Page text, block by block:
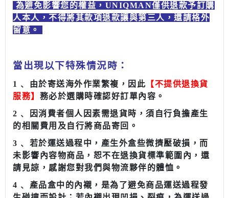
為避免影響您的權益 ，UNIQMAN僅供退款予訂購
人本人，不得將其款項退款讓與第三人，還請格外
留意。
當出現以下特殊情況時：
1﹑ 由於寄送海外作業繁複，因此 【不提供退換貨
服務】 務必於選購時確認好訂單內容。
2﹑ 因消費者個人因素需退貨時，須自行負擔產生
的相關費用及自行將商品寄回。
3﹑ 若於運送過程中，產生外盒些微擠壓破損，而
未影響內容物商品，恕不在退換貨標準範圍內，還
請見諒，感謝您對我們與物流夥伴的體恤。
4﹑ 產品盒中的內襯，是為了避免商品運送過程發